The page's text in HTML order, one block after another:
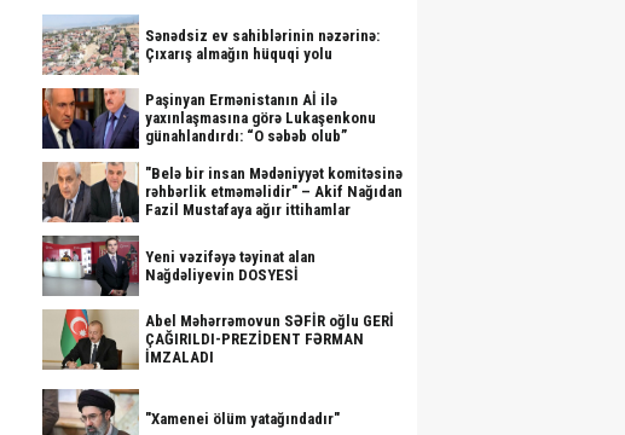
Sənədsiz ev sahiblərinin nəzərinə:
Çıxarış almağın hüquqi yolu
Paşinyan Ermənistanın Aİ ilə
yaxınlaşmasına görə Lukaşenkonu
günahlandırdı: “O səbəb olub”
"Belə bir insan Mədəniyyət komitəsinə
rəhbərlik etməməlidir" – Akif Nağıdan
Fazil Mustafaya ağır ittihamlar
Yeni vəzifəyə təyinat alan
Nağdəliyevin DOSYESİ
Abel Məhərrəmovun SƏFİR oğlu GERİ
ÇAĞIRILDI-PREZİDENT FƏRMAN
İMZALADI
"Xamenei ölüm yatağındadır"